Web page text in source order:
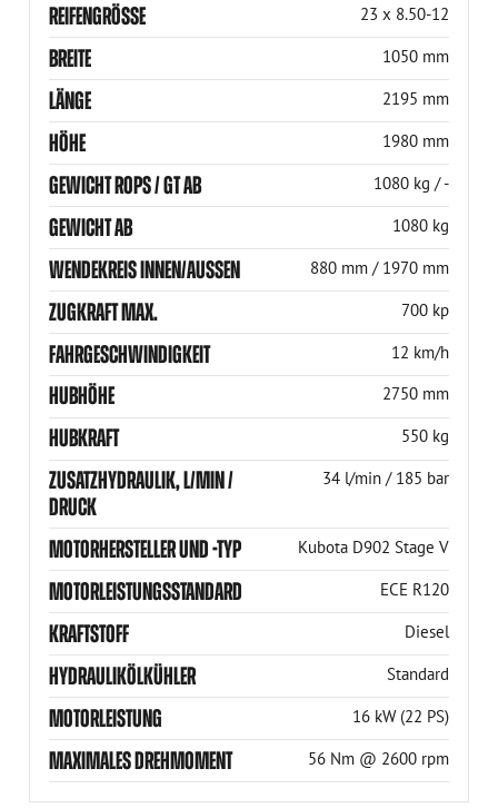
REIFENGRÖSSE 23 x 8.50-12
BREITE 1050 mm
LÄNGE 2195 mm
HÖHE 1980 mm
GEWICHT ROPS / GT AB 1080 kg / -
GEWICHT AB 1080 kg
WENDEKREIS INNEN/AUSSEN 880 mm / 1970 mm
ZUGKRAFT MAX. 700 kp
FAHRGESCHWINDIGKEIT 12 km/h
HUBHÖHE 2750 mm
HUBKRAFT 550 kg
ZUSATZHYDRAULIK, L/MIN /
DRUCK
34 l/min / 185 bar
MOTORHERSTELLER UND -TYP Kubota D902 Stage V
MOTORLEISTUNGSSTANDARD ECE R120
KRAFTSTOFF Diesel
HYDRAULIKÖLKÜHLER Standard
MOTORLEISTUNG 16 kW (22 PS)
MAXIMALES DREHMOMENT 56 Nm @ 2600 rpm